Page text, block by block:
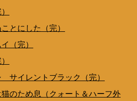
とにした（完）
（完）
サイレントブラック（完）
のため息（クォート＆ハーフ外